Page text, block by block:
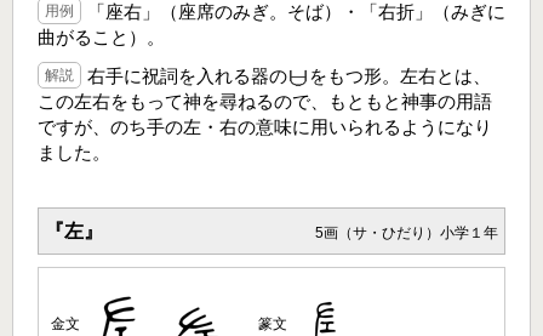
用例
「座右」（座席のみぎ。そば）・「右折」（みぎに
曲がること）。
解説 右手に祝詞を入れる器の
をもつ形。左右とは、
この左右をもって神を尋ねるので、もともと神事の用語
ですが、のち手の左・右の意味に用いられるようになり
ました。
『左』 5画（サ・ひだり）小学１年
金文 篆文